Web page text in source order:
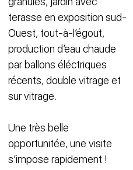
terasse en exposition sud-
Ouest, tout-à-l’égout,
production d’eau chaude
par ballons éléctriques
récents, double vitrage et
sur vitrage.
Une très belle
opportunitée, une visite
s’impose rapidement !